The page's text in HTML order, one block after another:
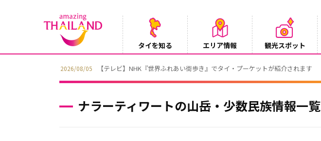
タイを知る エリア情報 観光スポット
2026/08/05 【テレビ】NHK『世界ふれあい街歩き』でタイ・プーケットが紹介されます
ナラーティワートの山岳・少数民族情報一覧